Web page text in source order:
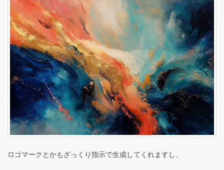
ロゴマークとかもざっくり指示で生成してくれますし、